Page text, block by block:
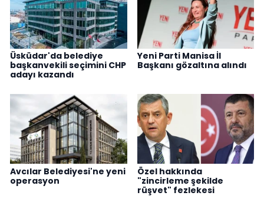
Üsküdar'da belediye
başkanvekili seçimini CHP
adayı kazandı
Yeni Parti Manisa İl
Başkanı gözaltına alındı
Avcılar Belediyesi'ne yeni
operasyon
Özel hakkında
"zincirleme şekilde
rüşvet" fezlekesi